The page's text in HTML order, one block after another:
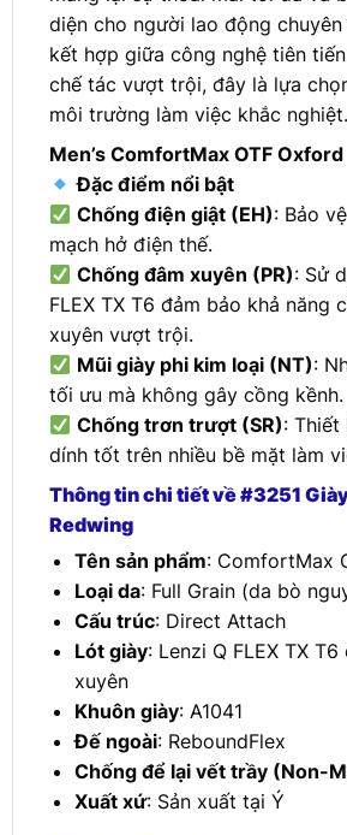
diện cho người lao động
kết hợp giữa công nghệ tiên
chế tác vượt trội, đây là lựa
môi trường làm việc khắc nghiệt.
Men’s ComfortMax OTF Oxford
Đặc điểm nổi bật
Chống điện giật (EH): Bảo
mạch hở điện thế.
Chống đâm xuyên (PR): Sử
FLEX TX T6 đảm bảo khả năng
xuyên vượt trội.
Mũi giày phi kim loại (NT):
tối ưu mà không gây cồng kềnh.
Chống trơn trượt (SR): Thiết
dính tốt trên nhiều bề mặt làm
Thông tin chi tiết về #3251
Redwing
Tên sản phẩm: ComfortMax
Loại da: Full Grain (da bò
Cấu trúc: Direct Attach
Lót giày: Lenzi Q FLEX TX
xuyên
Khuôn giày: A1041
Đế ngoài: ReboundFlex
Chống để lại vết trầy (Non-
Xuất xứ: Sản xuất tại Ý